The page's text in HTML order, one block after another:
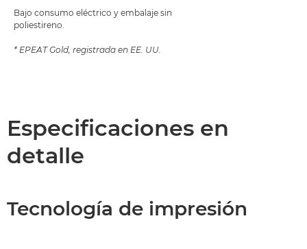
Bajo consumo eléctrico y embalaje sin
poliestireno.
* EPEAT Gold, registrada en EE. UU.
Especificaciones en
detalle
Tecnología de impresión